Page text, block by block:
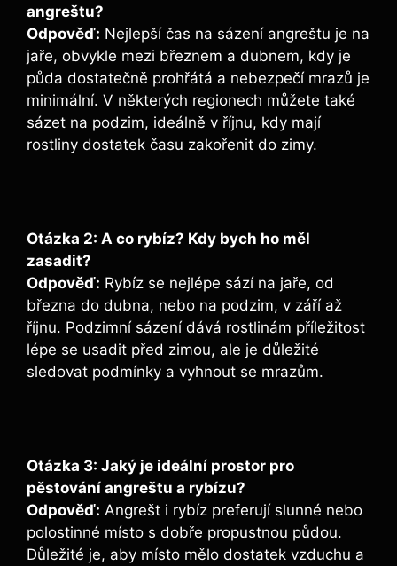
angreštu?
Odpověď: Nejlepší čas na sázení angreštu je na
jaře, obvykle mezi březnem a dubnem, kdy je
půda dostatečně prohřátá a nebezpečí mrazů je
minimální. V některých regionech můžete také
sázet na podzim, ideálně v říjnu, kdy mají
rostliny dostatek času zakořenit do zimy.
Otázka 2: A co rybíz? Kdy bych ho měl
zasadit?
Odpověď: Rybíz se nejlépe sází na jaře, od
března do dubna, nebo na podzim, v září až
říjnu. Podzimní sázení dává rostlinám příležitost
lépe se usadit před zimou, ale je důležité
sledovat podmínky a vyhnout se mrazům.
Otázka 3: Jaký je ideální prostor pro
pěstování angreštu a rybízu?
Odpověď: Angrešt i rybíz preferují slunné nebo
polostinné místo s dobře propustnou půdou.
Důležité je, aby místo mělo dostatek vzduchu a